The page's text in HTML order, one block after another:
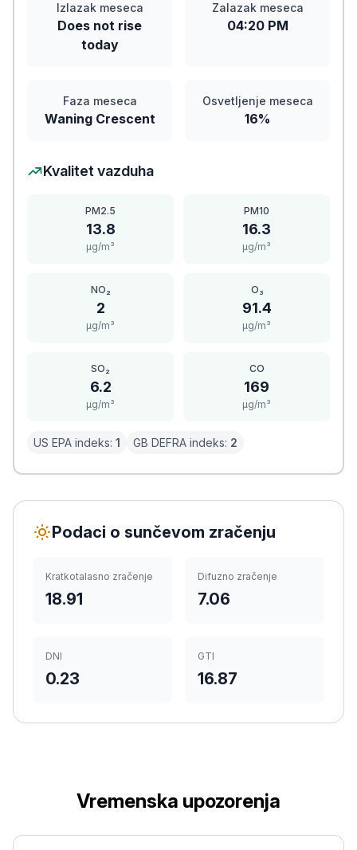
Izlazak meseca
Does not rise
today
Zalazak meseca
04:20 PM
Faza meseca
Waning Crescent
Osvetljenje meseca
16%
Kvalitet vazduha
PM2.5
13.8
μg/m³
PM10
16.3
μg/m³
NO₂
2
μg/m³
O₃
91.4
μg/m³
SO₂
6.2
μg/m³
CO
169
μg/m³
US EPA indeks: 1 GB DEFRA indeks: 2
Podaci o sunčevom zračenju
Kratkotalasno zračenje
18.91
Difuzno zračenje
7.06
DNI
0.23
GTI
16.87
Vremenska upozorenja